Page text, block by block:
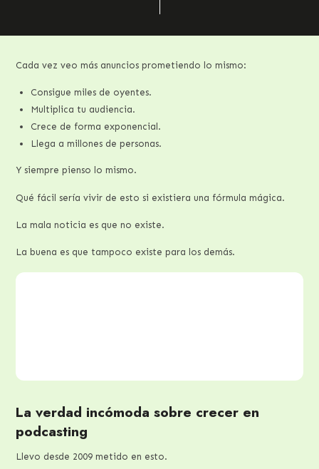
Cada vez veo más anuncios prometiendo lo mismo:
Consigue miles de oyentes.
Multiplica tu audiencia.
Crece de forma exponencial.
Llega a millones de personas.
Y siempre pienso lo mismo.
Qué fácil sería vivir de esto si existiera una fórmula mágica.
La mala noticia es que no existe.
La buena es que tampoco existe para los demás.
La verdad incómoda sobre crecer en
podcasting
Llevo desde 2009 metido en esto.